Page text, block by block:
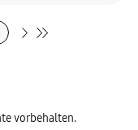
vorbehalten.